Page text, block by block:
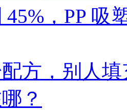
45%，PP 吸
方，别人
？